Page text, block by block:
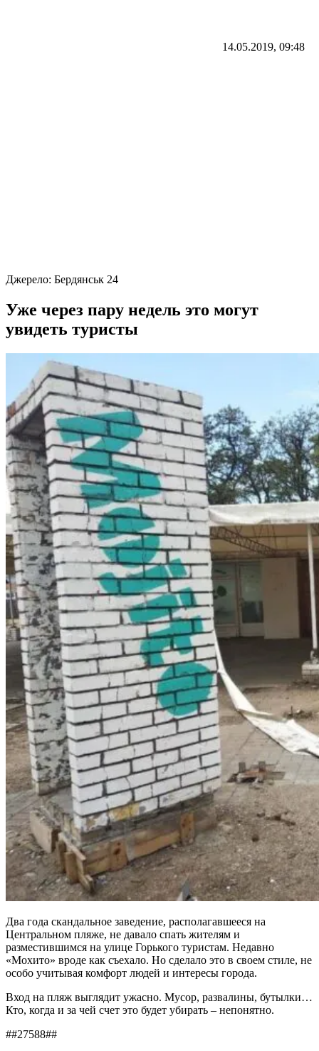
14.05.2019, 09:48
Джерело: Бердянськ 24
Уже через пару недель это могут
увидеть туристы
Два года скандальное заведение, располагавшееся на
Центральном пляже, не давало спать жителям и
разместившимся на улице Горького туристам. Недавно
«Мохито» вроде как съехало. Но сделало это в своем стиле, не
особо учитывая комфорт людей и интересы города.
Вход на пляж выглядит ужасно. Мусор, развалины, бутылки…
Кто, когда и за чей счет это будет убирать – непонятно.
##27588##